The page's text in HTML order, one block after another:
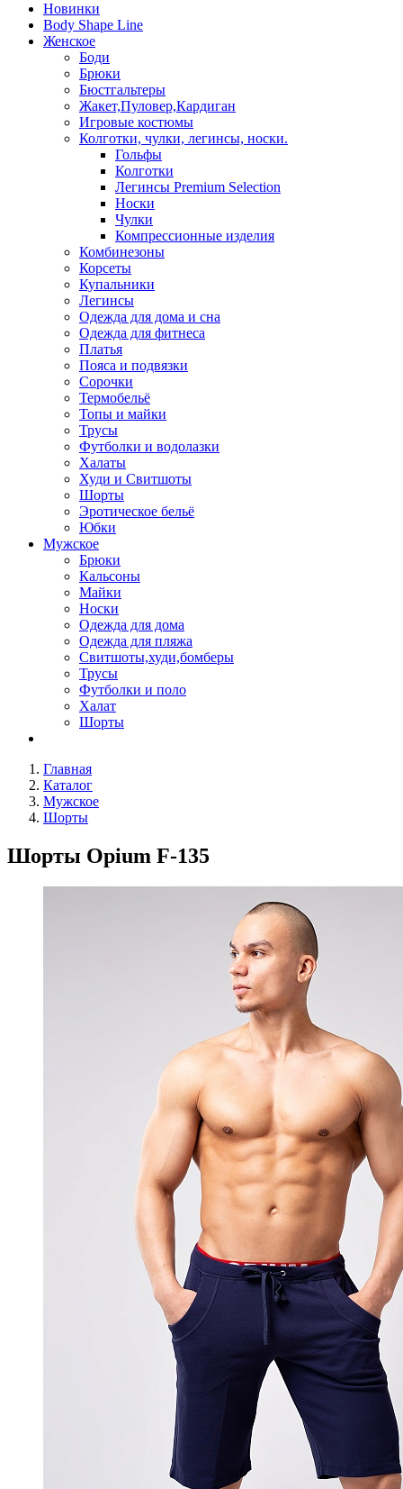
Новинки
Body Shape Line
Женское
Боди
Брюки
Бюстгальтеры
Жакет,Пуловер,Кардиган
Игровые костюмы
Колготки, чулки, легинсы, носки.
Гольфы
Колготки
Легинсы Premium Selection
Носки
Чулки
Компрессионные изделия
Комбинезоны
Корсеты
Купальники
Легинсы
Одежда для дома и сна
Одежда для фитнеса
Платья
Пояса и подвязки
Сорочки
Термобельё
Топы и майки
Трусы
Футболки и водолазки
Халаты
Худи и Свитшоты
Шорты
Эротическое бельё
Юбки
Мужское
Брюки
Кальсоны
Майки
Носки
Одежда для дома
Одежда для пляжа
Свитшоты,худи,бомберы
Трусы
Футболки и поло
Халат
Шорты
Главная
Каталог
Мужское
Шорты
Шорты Opium F-135